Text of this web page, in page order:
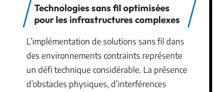
Technologies sans fil optimisées
pour les infrastructures complexes
L’implémentation de solutions sans fil dans
des environnements contraints représente
un défi technique considérable. La présence
d’obstacles physiques, d’interférences